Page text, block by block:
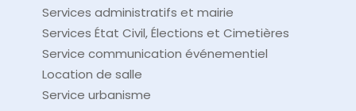
Services administratifs et mairie
Services État Civil, Élections et Cimetières
Service communication événementiel
Location de salle
Service urbanisme